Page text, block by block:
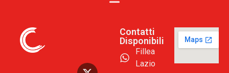
Contatti
Disponibili
Fillea
Lazio